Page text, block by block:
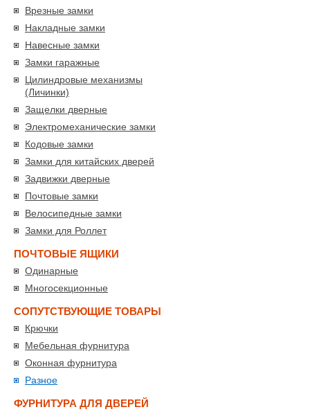
Врезные замки
Накладные замки
Навесные замки
Замки гаражные
Цилиндровые механизмы
(Личинки)
Защелки дверные
Электромеханические замки
Кодовые замки
Замки для китайских дверей
Задвижки дверные
Почтовые замки
Велосипедные замки
Замки для Роллет
ПОЧТОВЫЕ ЯЩИКИ
Одинарные
Многосекционные
СОПУТСТВУЮЩИЕ ТОВАРЫ
Крючки
Мебельная фурнитура
Оконная фурнитура
Разное
ФУРНИТУРА ДЛЯ ДВЕРЕЙ